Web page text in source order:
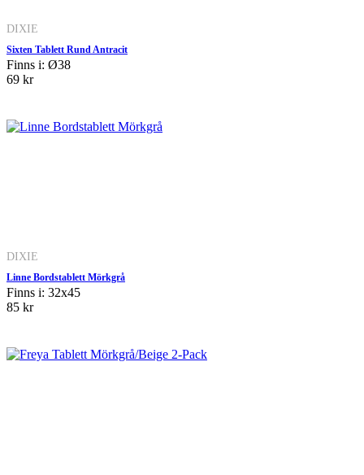
DIXIE
Sixten Tablett Rund Antracit
Finns i: Ø38
69 kr
DIXIE
Linne Bordstablett Mörkgrå
Finns i: 32x45
85 kr